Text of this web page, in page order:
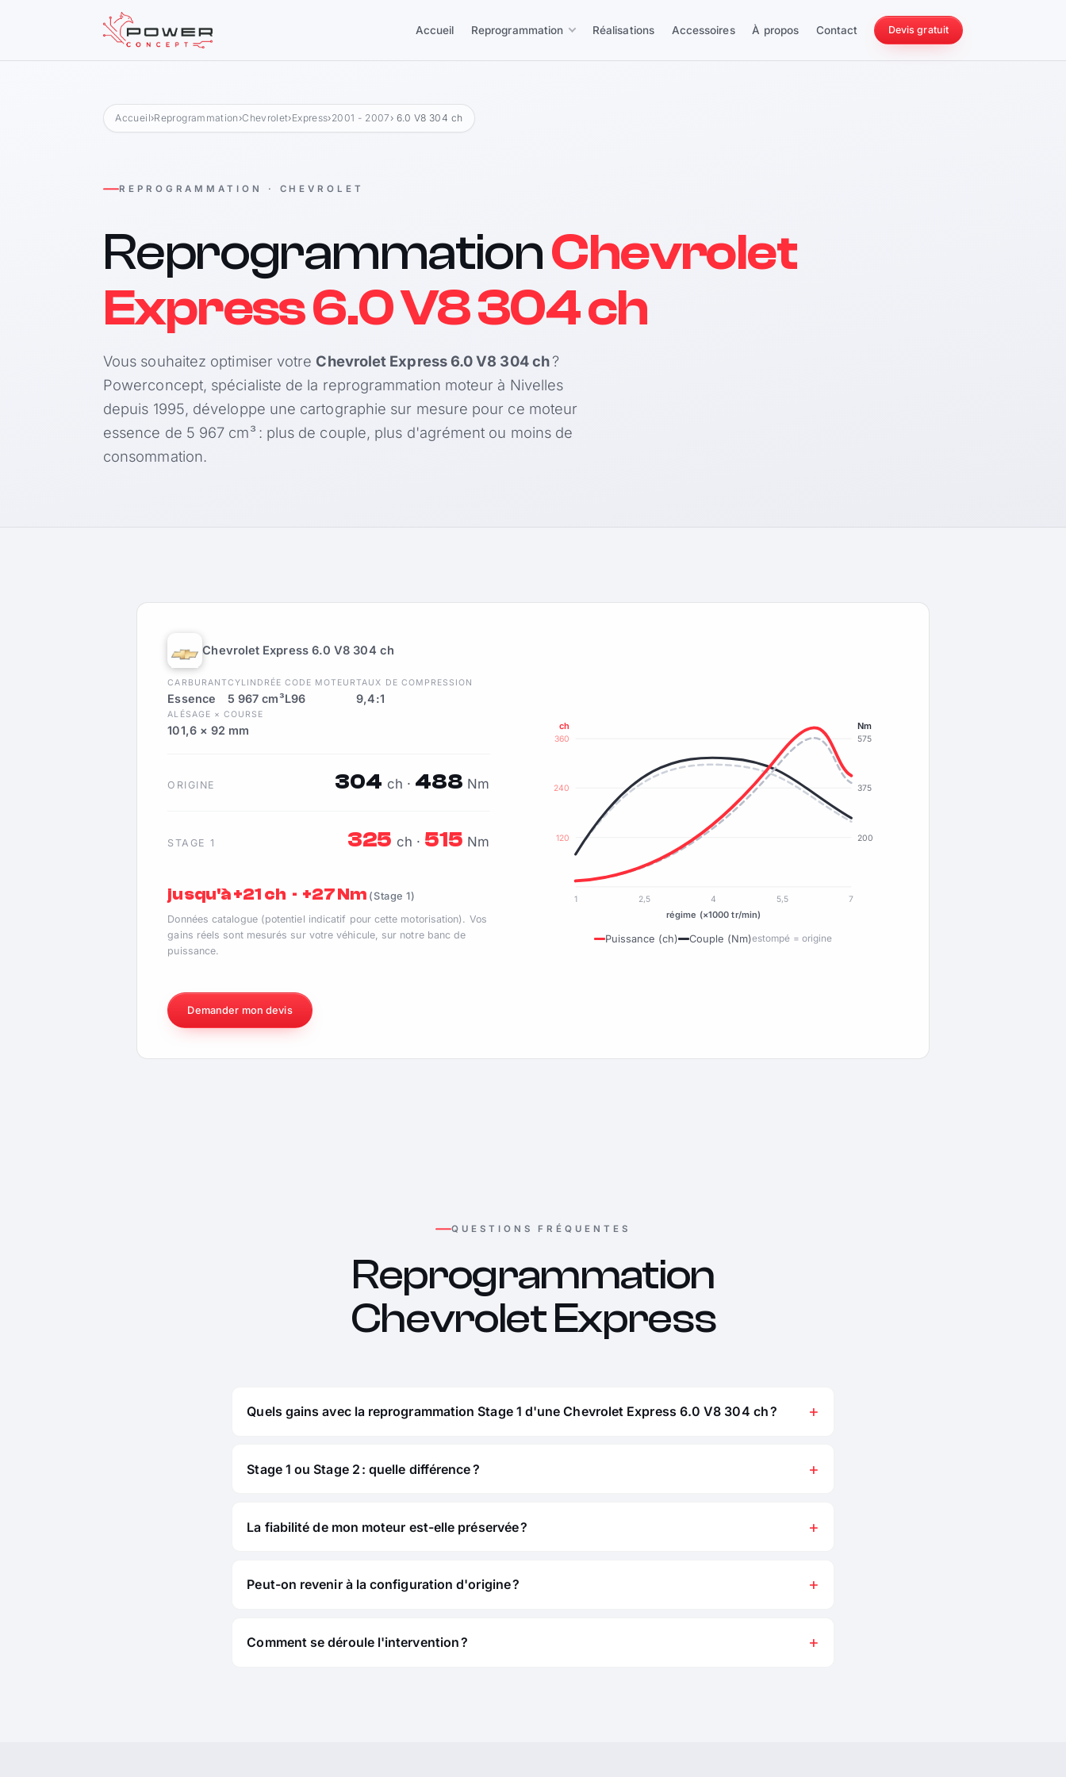
Accueil Reprogrammation Réalisations Accessoires À propos Contact Devis gratuit
Accueil›Reprogrammation ›Chevrolet›Express›2001 - 2007 › 6.0 V8 304 ch
REPROGRAMMATION · CHEVROLET
ReprogrammationChevrolet
Express 6.0 V8 304 ch
Vous souhaitez optimiser votre Chevrolet Express 6.0 V8 304 ch?
Powerconcept, spécialiste de la reprogrammation moteur à Nivelles
depuis 1995, développe une cartographie sur mesure pour ce moteur
essence de 5 967 cm³ : plus de couple, plus d'agrément ou moins de
consommation.
Chevrolet Express 6.0 V8 304 ch
CARBURANT
Essence
CYLINDRÉE
5 967 cm³
CODE MOTEUR
L96
TAUX DE COMPRESSION
9,4:1
ALÉSAGE × COURSE
101,6 × 92 mm
ORIGINE 304 ch · 488 Nm
STAGE 1 325 ch · 515 Nm
jusqu'à +21 ch · +27 Nm (Stage 1)
Données catalogue (potentiel indicatif pour cette motorisation). Vos
gains réels sont mesurés sur votre véhicule, sur notre banc de
puissance.
120
240
360
200
375
575
ch Nm
1 2,5 4 5,5 7
régime (×1000 tr/min)
Puissance (ch) Couple (Nm)estompé = origine
Demander mon devis
QUESTIONS FRÉQUENTES
Reprogrammation
Chevrolet Express
Quels gains avec la reprogrammation Stage 1 d'une Chevrolet Express 6.0 V8 304 ch ?
Stage 1 ou Stage 2 : quelle différence ?
La fiabilité de mon moteur est-elle préservée ?
Peut-on revenir à la configuration d'origine ?
Comment se déroule l'intervention ?